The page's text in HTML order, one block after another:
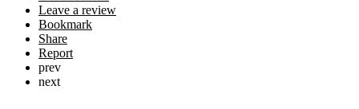
Leave a review
Bookmark
Share
Report
prev
next